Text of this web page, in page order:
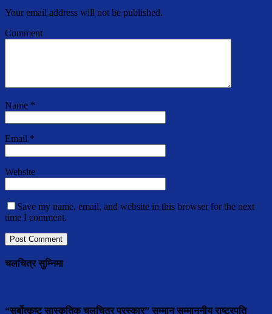
Your email address will not be published.
Comment
Name *
Email *
Website
Save my name, email, and website in this browser for the next
time I comment.
चलचित्र सुम्निमा
“सर्बोत्कृष्ट सास्कृतिक चलचित्र पुरस्कार” सम्मान सम्माननीय राष्ट्रपति